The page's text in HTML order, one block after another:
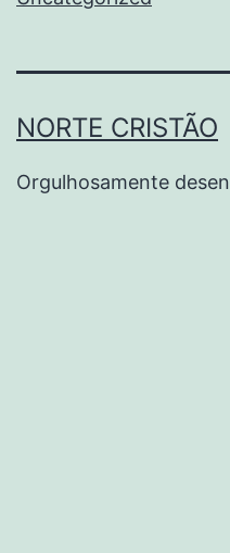
NORTE CRISTÃO
Orgulhosamente